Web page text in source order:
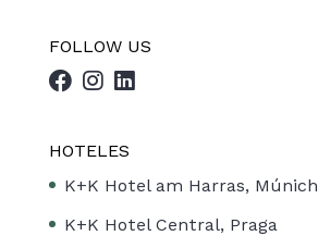
FOLLOW US
HOTELES
K+K Hotel am Harras, Múnich
K+K Hotel Central, Praga